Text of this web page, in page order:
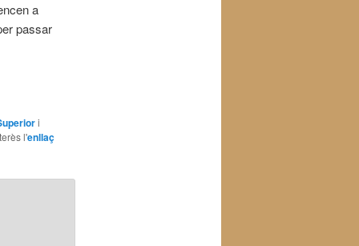
a
passar
i
l'enllaç